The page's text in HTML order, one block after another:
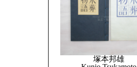
塚本邦雄